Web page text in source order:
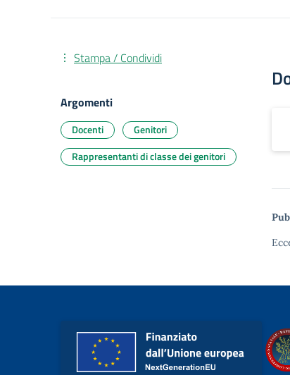
Stampa / Condividi
Argomenti
Docenti
Genitori
Rappresentanti di classe dei genitori